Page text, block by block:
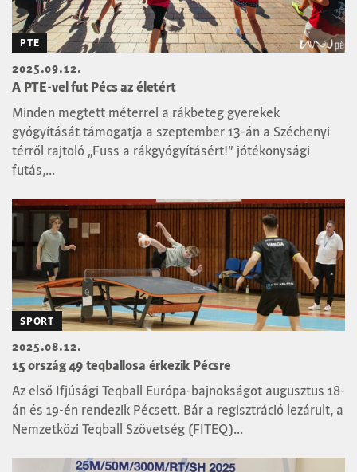
PTE
2025.09.12.
A PTE-vel fut Pécs az életért
Minden megtett méterrel a rákbeteg gyerekek
gyógyítását támogatja a szeptember 13-án a Széchenyi
térről rajtoló „Fuss a rákgyógyításért!” jótékonysági
futás,...
SPORT
2025.08.12.
15 ország 49 teqballosa érkezik Pécsre
Az első Ifjúsági Teqball Európa-bajnokságot augusztus 18-
án és 19-én rendezik Pécsett. Bár a regisztráció lezárult, a
Nemzetközi Teqball Szövetség (FITEQ)...